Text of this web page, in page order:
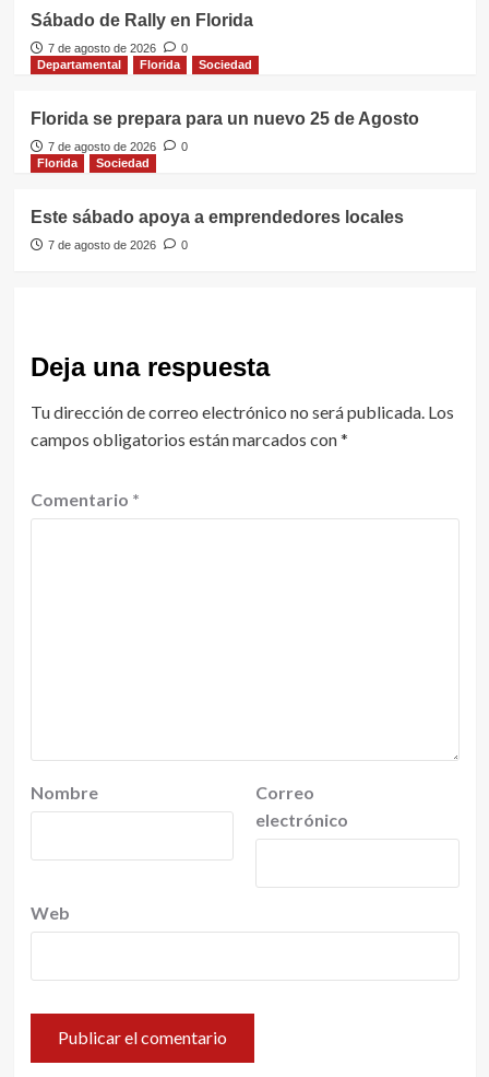
Sábado de Rally en Florida
7 de agosto de 2026
0
Departamental
Florida Sociedad
Florida se prepara para un nuevo 25 de Agosto
7 de agosto de 2026
0
Florida
Sociedad
Este sábado apoya a emprendedores locales
7 de agosto de 2026 0
Deja una respuesta
Tu dirección de correo electrónico no será publicada. Los
campos obligatorios están marcados con*
Comentario *
Nombre
Correo
electrónico
Web